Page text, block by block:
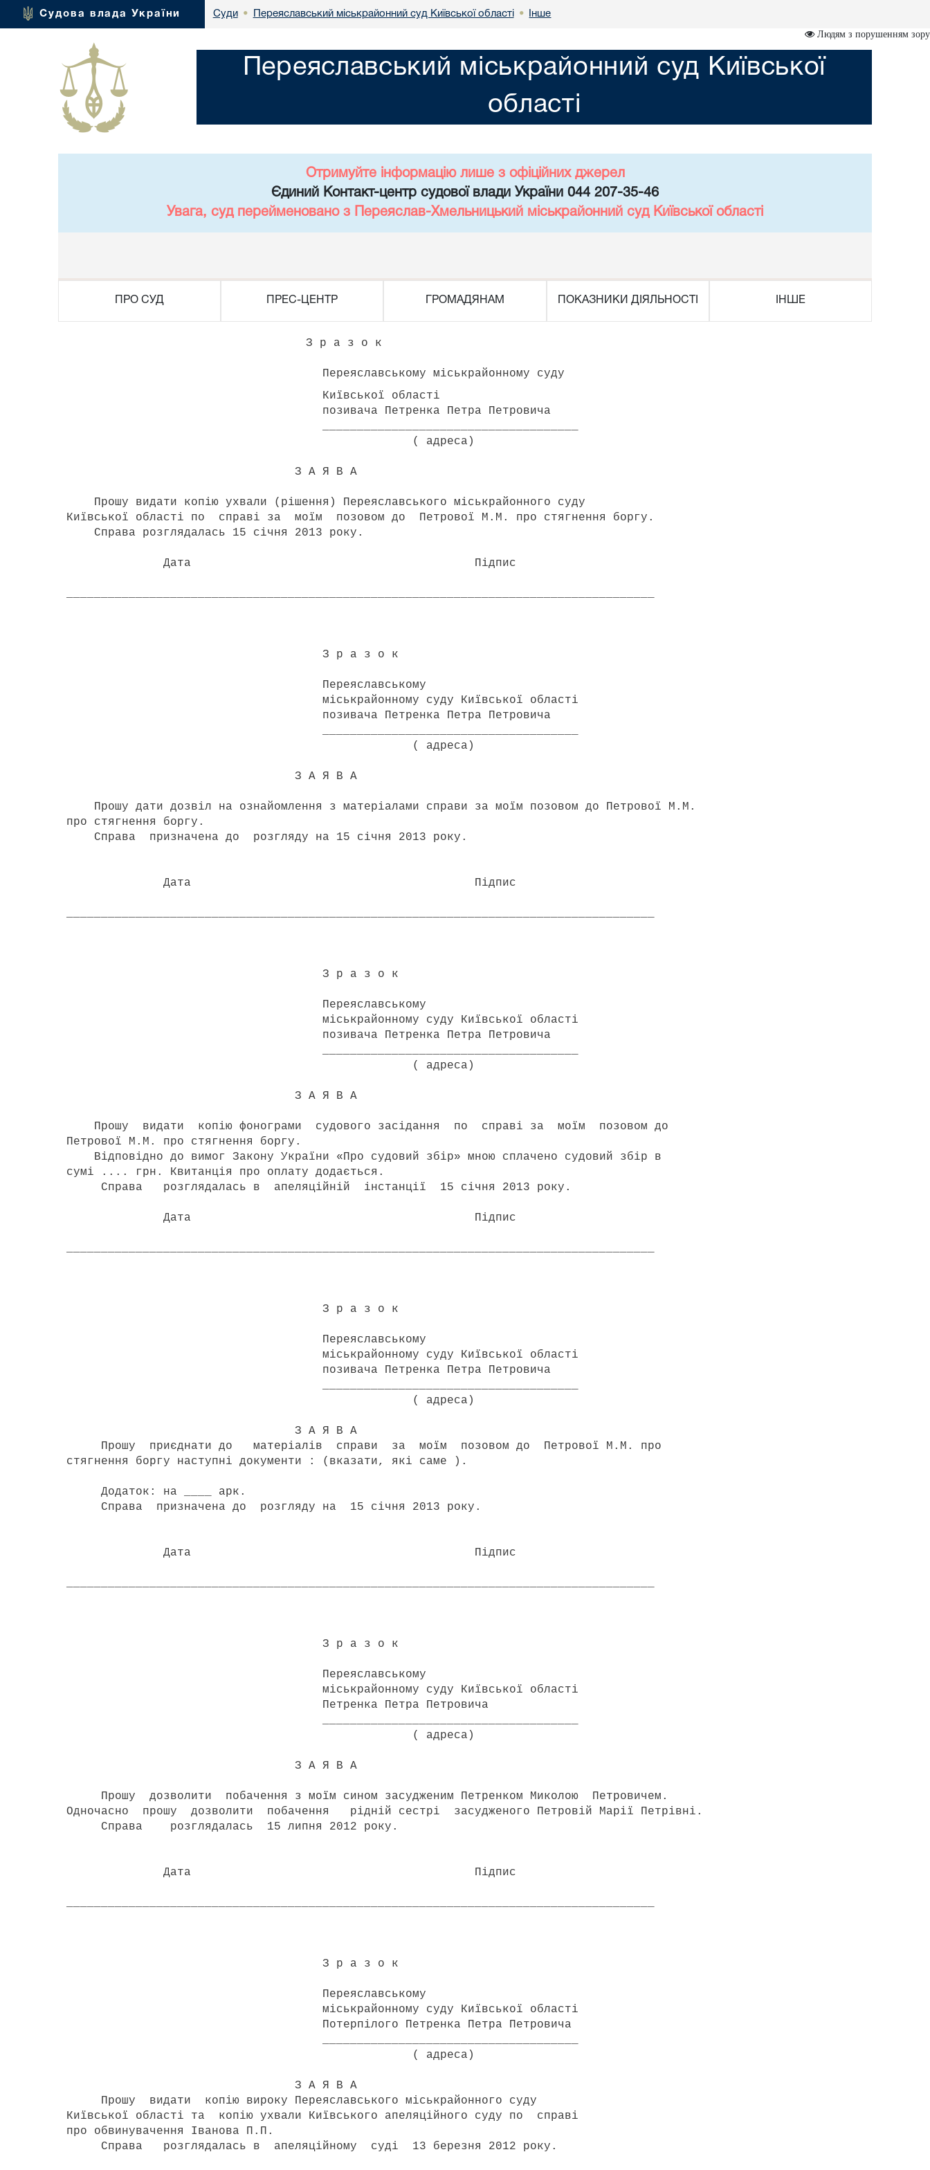
Судова влада України Суди • Переяславський міськрайонний суд Київської області • Інше
Людям з порушенням зору
Переяславський міськрайонний суд Київської
області
Отримуйте інформацію лише з офіційних джерел
Єдиний Контакт-центр судової влади України 044 207-35-46
Увага, суд перейменовано з Переяслав-Хмельницький міськрайонний суд Київської області
ПРО СУД ПРЕС-ЦЕНТР ГРОМАДЯНАМ ПОКАЗНИКИ ДІЯЛЬНОСТІ ІНШЕ
З р а з о к
Переяславському міськрайонному суду
Київської області
позивача Петренка Петра Петровича
( адреса)
З А Я В А
Прошу видати копію ухвали (рішення) Переяславського міськрайонного суду
Київської області по справі за моїм позовом до Петрової М.М. про стягнення боргу.
Справа розглядалась 15 січня 2013 року.
Дата Підпис
З р а з о к
Переяславському
міськрайонному суду Київської області
позивача Петренка Петра Петровича
( адреса)
З А Я В А
Прошу дати дозвіл на ознайомлення з матеріалами справи за моїм позовом до Петрової М.М.
про стягнення боргу.
Справа призначена до розгляду на 15 січня 2013 року.
Дата Підпис
З р а з о к
Переяславському
міськрайонному суду Київської області
позивача Петренка Петра Петровича
( адреса)
З А Я В А
Прошу видати копію фонограми судового засідання по справі за моїм позовом до
Петрової М.М. про стягнення боргу.
Відповідно до вимог Закону України «Про судовий збір» мною сплачено судовий збір в
сумі .... грн. Квитанція про оплату додається.
Справа розглядалась в апеляційній інстанції 15 січня 2013 року.
Дата Підпис
З р а з о к
Переяславському
міськрайонному суду Київської області
позивача Петренка Петра Петровича
( адреса)
З А Я В А
Прошу приєднати до матеріалів справи за моїм позовом до Петрової М.М. про
стягнення боргу наступні документи : (вказати, які саме ).
Додаток: на ____ арк.
Справа призначена до розгляду на 15 січня 2013 року.
Дата Підпис
З р а з о к
Переяславському
міськрайонному суду Київської області
Петренка Петра Петровича
( адреса)
З А Я В А
Прошу дозволити побачення з моїм сином засудженим Петренком Миколою Петровичем.
Одночасно прошу дозволити побачення рідній сестрі засудженого Петровій Марії Петрівні.
Справа розглядалась 15 липня 2012 року.
Дата Підпис
З р а з о к
Переяславському
міськрайонному суду Київської області
Потерпілого Петренка Петра Петровича
( адреса)
З А Я В А
Прошу видати копію вироку Переяславського міськрайонного суду
Київської області та копію ухвали Київського апеляційного суду по справі
про обвинувачення Іванова П.П.
Справа розглядалась в апеляційному суді 13 березня 2012 року.